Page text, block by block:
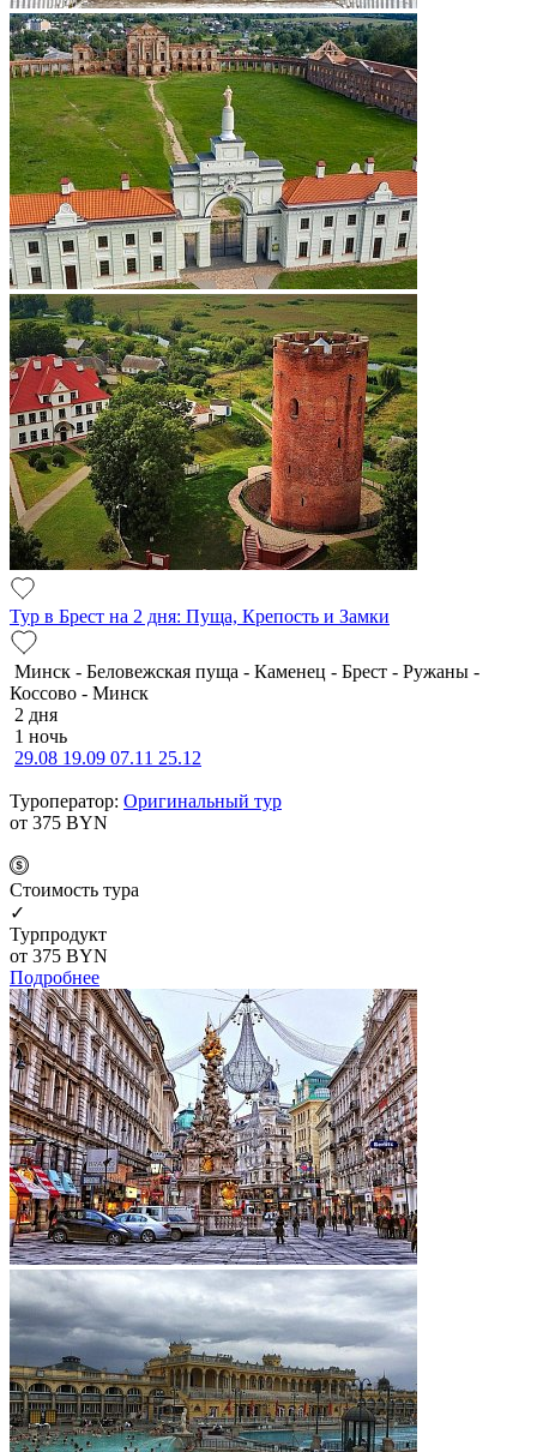
Тур в Брест на 2 дня: Пуща, Крепость и Замки
Минск - Беловежская пуща - Каменец - Брест - Ружаны -
Коссово - Минск
2 дня
1 ночь
29.08 19.09 07.11 25.12
Туроператор: Оригинальный тур
от 375 BYN
Cтоимость тура
✓
Турпродукт
от 375 BYN
Подробнее